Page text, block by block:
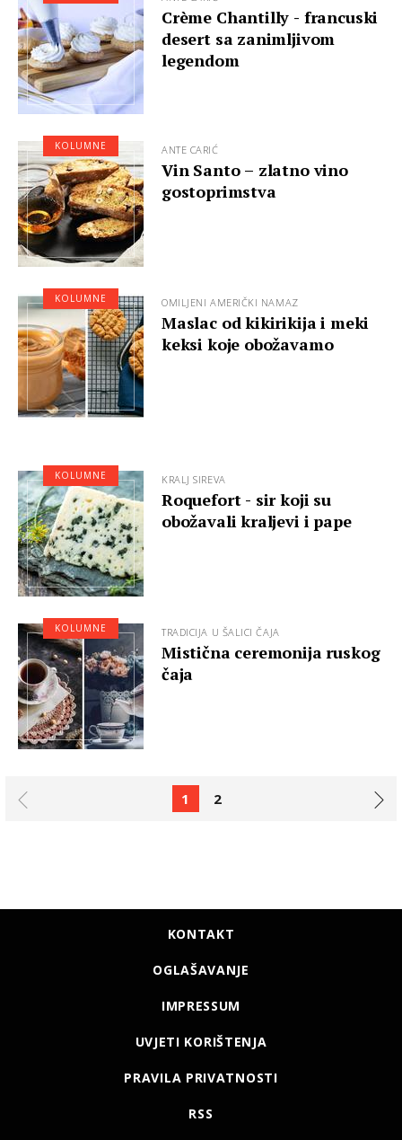
Crème Chantilly - francuski
desert sa zanimljivom
legendom
ANTE CARIĆ
Vin Santo – zlatno vino
gostoprimstva
KOLUMNE
OMILJENI AMERIČKI NAMAZ
Maslac od kikirikija i meki
keksi koje obožavamo
KOLUMNE
KRALJ SIREVA
Roquefort - sir koji su
obožavali kraljevi i pape
KOLUMNE
TRADICIJA U ŠALICI ČAJA
Mistična ceremonija ruskog
čaja
KOLUMNE
1 2
KONTAKT
OGLAŠAVANJE
IMPRESSUM
UVJETI KORIŠTENJA
PRAVILA PRIVATNOSTI
RSS